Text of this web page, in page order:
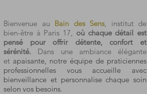
Bienvenue au Bain des Sens, institut de
bien-être à Paris 17, où chaque détail est
pensé pour offrir détente, confort et
sérénité. Dans une ambiance élégante
et apaisante, notre équipe de praticiennes
professionnelles vous accueille avec
bienveillance et personnalise chaque soin
selon vos besoins.